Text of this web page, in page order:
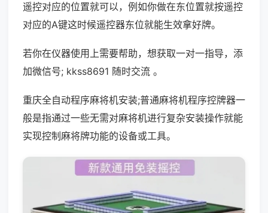
遥控对应的位置就可以，例如你做在东位置就按遥控
对应的A键这时候遥控器东位就能生效拿好牌。
若你在仪器使用上需要帮助，想获取一对一指导，添
加微信号; kkss8691 随时交流 。
重庆全自动程序麻将机安装;普通麻将机程序控牌器一
般是指通过一些无需对麻将机进行复杂安装操作就能
实现控制麻将牌功能的设备或工具。